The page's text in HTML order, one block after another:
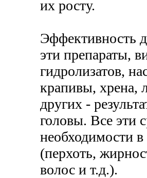
их росту.
Эффективность
эти препараты,
гидролизатов,
крапивы, хрена,
других -
головы. Все эти
необходимости
(перхоть,
волос и т.д.).